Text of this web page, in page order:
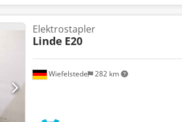
Wiefelstede 282 km
Elektrostapler
Linde E20